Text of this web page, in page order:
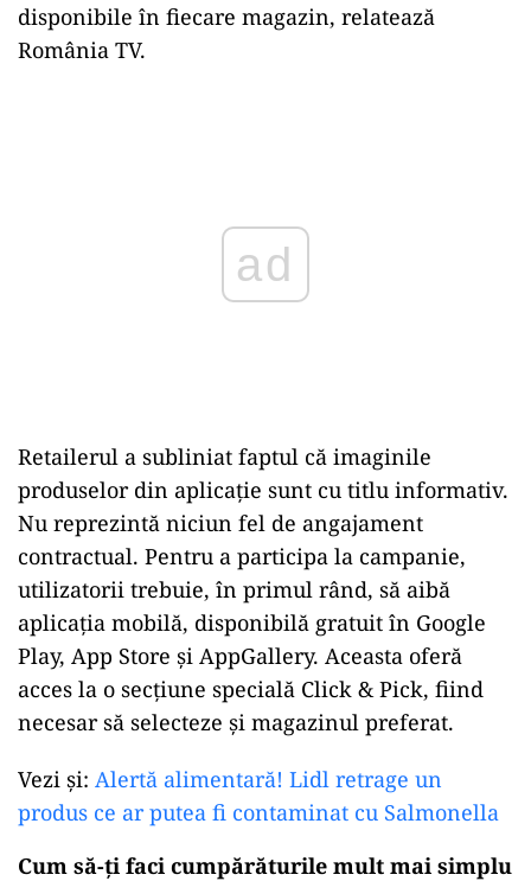
disponibile în fiecare magazin, relatează
România TV.
Retailerul a subliniat faptul că imaginile
produselor din aplicație sunt cu titlu informativ.
Nu reprezintă niciun fel de angajament
contractual. Pentru a participa la campanie,
utilizatorii trebuie, în primul rând, să aibă
aplicația mobilă, disponibilă gratuit în Google
Play, App Store și AppGallery. Aceasta oferă
acces la o secțiune specială Click & Pick, fiind
necesar să selecteze și magazinul preferat.
Vezi și: Alertă alimentară! Lidl retrage un
produs ce ar putea fi contaminat cu Salmonella
Cum să-ți faci cumpărăturile mult mai simplu